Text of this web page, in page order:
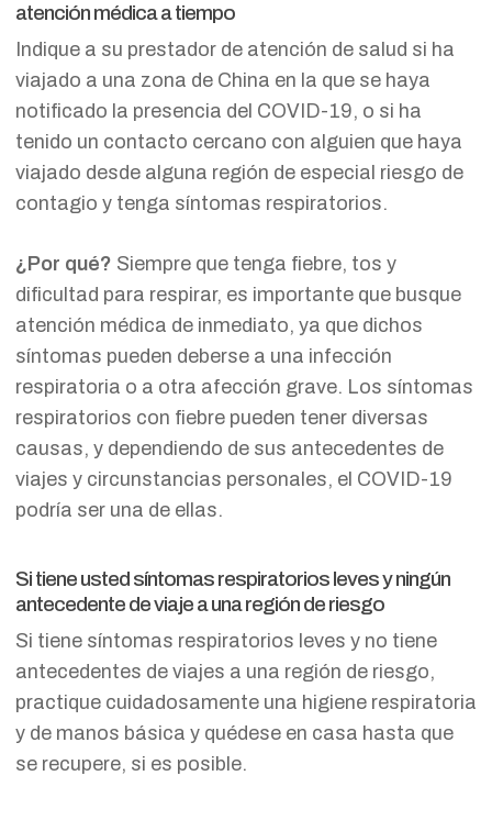
atención médica a tiempo
Indique a su prestador de atención de salud si ha
viajado a una zona de China en la que se haya
notificado la presencia del COVID-19, o si ha
tenido un contacto cercano con alguien que haya
viajado desde alguna región de especial riesgo de
contagio y tenga síntomas respiratorios.
¿Por qué? Siempre que tenga fiebre, tos y
dificultad para respirar, es importante que busque
atención médica de inmediato, ya que dichos
síntomas pueden deberse a una infección
respiratoria o a otra afección grave. Los síntomas
respiratorios con fiebre pueden tener diversas
causas, y dependiendo de sus antecedentes de
viajes y circunstancias personales, el COVID-19
podría ser una de ellas.
Si tiene usted síntomas respiratorios leves y ningún
antecedente de viaje a una región de riesgo
Si tiene síntomas respiratorios leves y no tiene
antecedentes de viajes a una región de riesgo,
practique cuidadosamente una higiene respiratoria
y de manos básica y quédese en casa hasta que
se recupere, si es posible.